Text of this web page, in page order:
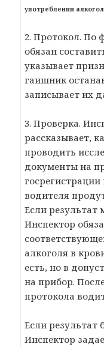
употреблении
2. Протокол. По
обязан
указывает
гаишник
записывает их
3. Проверка.
рассказывает,
проводить
документы на
водителя
Если результат
Инспектор
алкоголя в
есть, но в
на прибор.
протокола
Если результат
Инспектор